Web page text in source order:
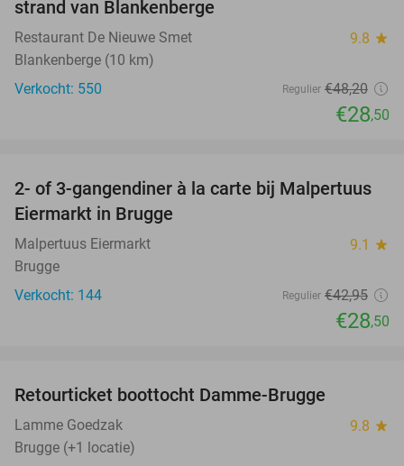
strand van Blankenberge
Restaurant De Nieuwe Smet 9.8 star
Blankenberge (10 km)
Verkocht: 550
Regulier €48,20
€28,50
34%
2- of 3-gangendiner à la carte bij Malpertuus
Eiermarkt in Brugge
Malpertuus Eiermarkt 9.1 star
Brugge
Verkocht: 144
Regulier €42,95
€28,50
Retourticket boottocht Damme-Brugge
Lamme Goedzak 9.8 star
Brugge (+1 locatie)